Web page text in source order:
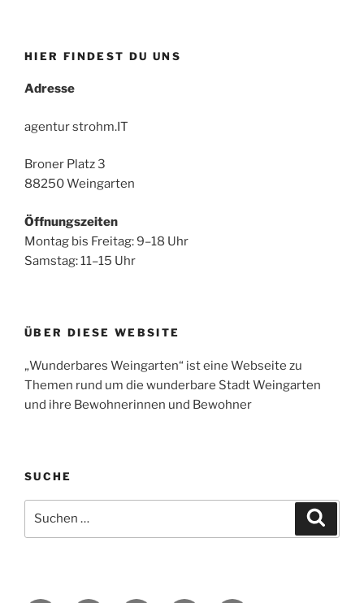
HIER FINDEST DU UNS
Adresse
agentur strohm.IT
Broner Platz 3
88250 Weingarten
Öffnungszeiten
Montag bis Freitag: 9–18 Uhr
Samstag: 11–15 Uhr
ÜBER DIESE WEBSITE
„Wunderbares Weingarten“ ist eine Webseite zu
Themen rund um die wunderbare Stadt Weingarten
und ihre Bewohnerinnen und Bewohner
SUCHE
nach: